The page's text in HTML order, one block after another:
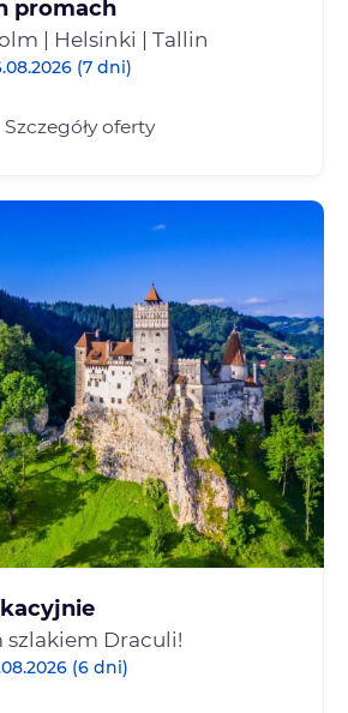
promach
| Helsinki | Tallin
(7 dni)
Szczegóły oferty
Draculi!
(6 dni)